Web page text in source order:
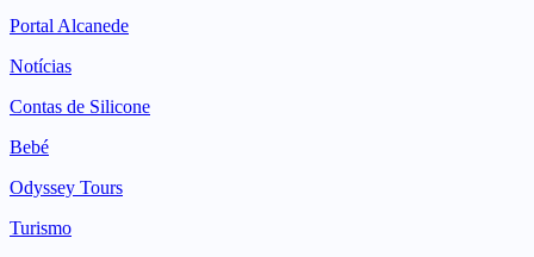
Portal Alcanede
Notícias
Contas de Silicone
Bebé
Odyssey Tours
Turismo